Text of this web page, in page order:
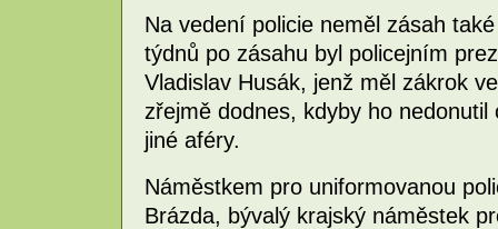
Na vedení policie neměl zásah
týdnů po zásahu byl policejním
Vladislav Husák, jenž měl zákrok
zřejmě dodnes, kdyby ho
jiné aféry.
Náměstkem pro uniformovanou
Brázda, bývalý krajský náměstek